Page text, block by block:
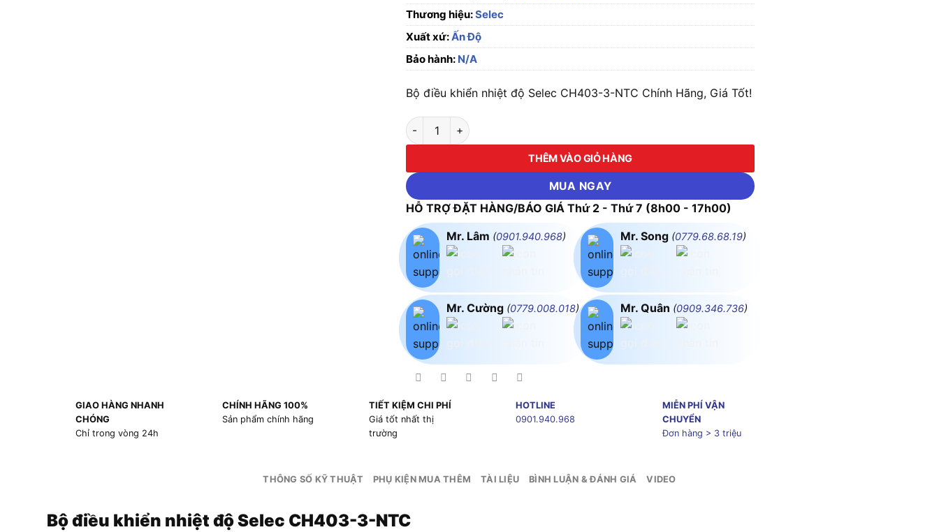
Thương hiệu:Selec
Xuất xứ:Ấn Độ
Bảo hành: N/A
Bộ điều khiển nhiệt độ Selec CH403-3-NTC Chính Hãng, Giá Tốt!
Bộ điều khiển nhiệt độ Selec CH403-3-NTC số lượng
THÊM VÀO GIỎ HÀNG
MUA NGAY
HỖ TRỢ ĐẶT HÀNG/BÁO GIÁ Thứ 2 - Thứ 7 (8h00 - 17h00)
Mr. Lâm (0901.940.968)
Mr. Cường (0779.008.018)
Mr. Song (0779.68.68.19)
Mr. Quân (0909.346.736)
GIAO HÀNG NHANH
CHÓNG
Chỉ trong vòng 24h
CHÍNH HÃNG 100%
Sản phẩm chính hãng
TIẾT KIỆM CHI PHÍ
Giá tốt nhất thị
trường
HOTLINE
0901.940.968
MIỄN PHÍ VẬN
CHUYỂN
Đơn hàng > 3 triệu
THÔNG SỐ KỸ THUẬT PHỤ KIỆN MUA THÊM TÀI LIỆU BÌNH LUẬN & ĐÁNH GIÁ VIDEO
Bộ điều khiển nhiệt độ Selec CH403-3-NTC